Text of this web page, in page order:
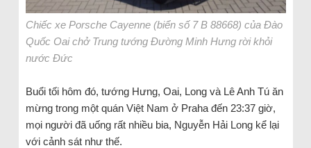
Chiếc xe Porsche Cayenne (biển số 7 B 88668) của Đào
Quốc Oai chở Trung tướng Đường Minh Hưng rời khỏi
nước Đức
Buổi tối hôm đó, tướng Hưng, Oai, Long và Lê Anh Tú ăn
mừng trong một quán Việt Nam ở Praha đến 23:37 giờ,
mọi người đã uống rất nhiều bia, Nguyễn Hải Long kể lại
với cảnh sát như thế.